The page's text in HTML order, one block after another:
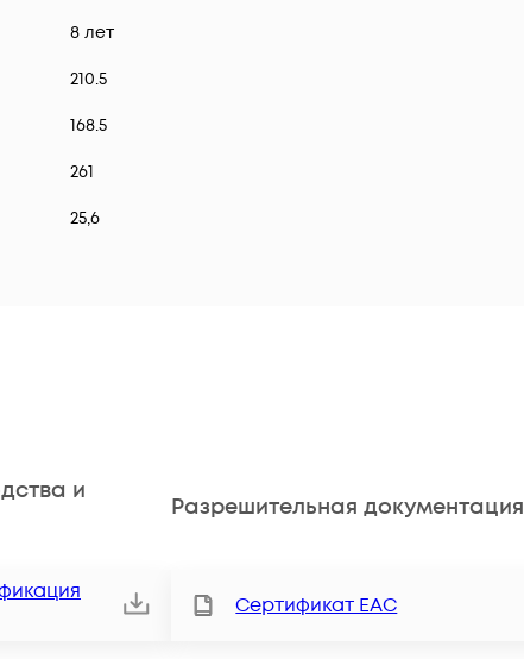
8 лет
210.5
168.5
261
25,6
и
Разрешительная документация
Сертификат ЕАС